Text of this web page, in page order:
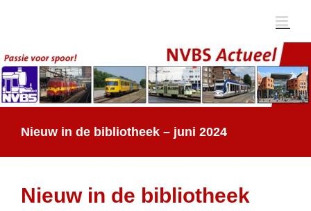
Nieuw in de bibliotheek – juni 2024
Nieuw in de bibliotheek